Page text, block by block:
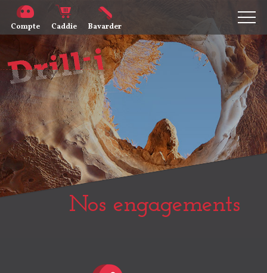
Compte Caddie Bavarder
Nos engagements